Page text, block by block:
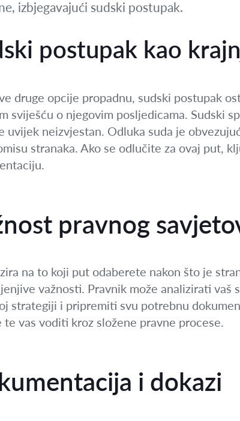
izbjegavajući sudski postupak.
postupak kao
druge opcije propadnu, sudski postupak
sviješću o njegovim posljedicama. Sudski
uvijek neizvjestan. Odluka suda je
stranaka. Ako se odlučite za ovaj put,
pravnog
na to koji put odaberete nakon što je
važnosti. Pravnik može analizirati
strategiji i pripremiti svu potrebnu
te vas voditi kroz složene pravne procese.
i dokazi